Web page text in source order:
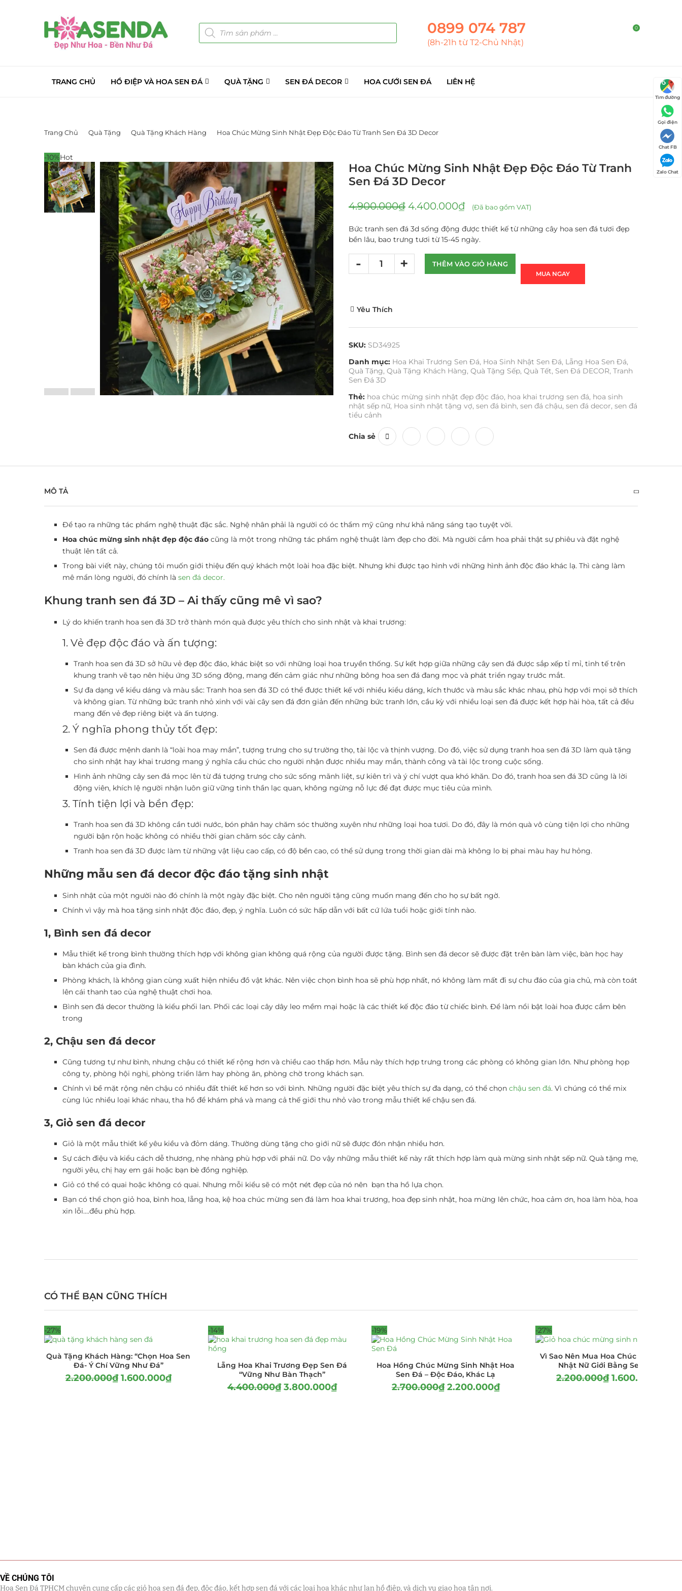
0899 074 787
(8h-21h từ T2-Chủ Nhật)
0
TRANG CHỦ HỒ ĐIỆP VÀ HOA SEN ĐÁ QUÀ TẶNG SEN ĐÁ DECOR HOA CƯỚI SEN ĐÁ LIÊN HỆ
Trang Chủ Quà Tặng Quà Tặng Khách Hàng Hoa Chúc Mừng Sinh Nhật Đẹp Độc Đáo Từ Tranh Sen Đá 3D Decor
-10%Hot
Hoa Chúc Mừng Sinh Nhật Đẹp Độc Đáo Từ Tranh
Sen Đá 3D Decor
4.900.000₫ 4.400.000₫ (Đã bao gồm VAT)
Bức tranh sen đá 3d sống động được thiết kế từ những cây hoa sen đá tươi đẹp
bền lâu, bao trưng tươi từ 15-45 ngày.
THÊM VÀO GIỎ HÀNG
MUA NGAY
Yêu Thích
SKU: SD34925
Danh mục: Hoa Khai Trương Sen Đá, Hoa Sinh Nhật Sen Đá, Lẵng Hoa Sen Đá,
Quà Tặng, Quà Tặng Khách Hàng, Quà Tặng Sếp, Quà Tết, Sen Đá DECOR, Tranh
Sen Đá 3D
Thẻ: hoa chúc mừng sinh nhật đẹp độc đáo, hoa khai trương sen đá, hoa sinh
nhật sếp nữ, Hoa sinh nhật tặng vợ, sen đá bình, sen đá chậu, sen đá decor, sen đá
tiểu cảnh
Chia sẻ
MÔ TẢ
Để tạo ra những tác phẩm nghệ thuật đặc sắc. Nghệ nhân phải là người có óc thẩm mỹ cũng như khả năng sáng tạo tuyệt vời.
Hoa chúc mừng sinh nhật đẹp độc đáo cũng là một trong những tác phẩm nghệ thuật làm đẹp cho đời. Mà người cắm hoa phải thật sự phiêu và đặt nghệ
thuật lên tất cả.
Trong bài viết này, chúng tôi muốn giới thiệu đến quý khách một loài hoa đặc biệt. Nhưng khi được tạo hình với những hình ảnh độc đáo khác lạ. Thì càng làm
mê mẩn lòng người, đó chính là sen đá decor.
Khung tranh sen đá 3D – Ai thấy cũng mê vì sao?
Lý do khiến tranh hoa sen đá 3D trở thành món quà được yêu thích cho sinh nhật và khai trương:
1. Vẻ đẹp độc đáo và ấn tượng:
Tranh hoa sen đá 3D sở hữu vẻ đẹp độc đáo, khác biệt so với những loại hoa truyền thống. Sự kết hợp giữa những cây sen đá được sắp xếp tỉ mỉ, tinh tế trên
khung tranh vẽ tạo nên hiệu ứng 3D sống động, mang đến cảm giác như những bông hoa sen đá đang mọc và phát triển ngay trước mắt.
Sự đa dạng về kiểu dáng và màu sắc: Tranh hoa sen đá 3D có thể được thiết kế với nhiều kiểu dáng, kích thước và màu sắc khác nhau, phù hợp với mọi sở thích
và không gian. Từ những bức tranh nhỏ xinh với vài cây sen đá đơn giản đến những bức tranh lớn, cầu kỳ với nhiều loại sen đá được kết hợp hài hòa, tất cả đều
mang đến vẻ đẹp riêng biệt và ấn tượng.
2. Ý nghĩa phong thủy tốt đẹp:
Sen đá được mệnh danh là “loài hoa may mắn”, tượng trưng cho sự trường thọ, tài lộc và thịnh vượng. Do đó, việc sử dụng tranh hoa sen đá 3D làm quà tặng
cho sinh nhật hay khai trương mang ý nghĩa cầu chúc cho người nhận được nhiều may mắn, thành công và tài lộc trong cuộc sống.
Hình ảnh những cây sen đá mọc lên từ đá tượng trưng cho sức sống mãnh liệt, sự kiên trì và ý chí vượt qua khó khăn. Do đó, tranh hoa sen đá 3D cũng là lời
động viên, khích lệ người nhận luôn giữ vững tinh thần lạc quan, không ngừng nỗ lực để đạt được mục tiêu của mình.
3. Tính tiện lợi và bền đẹp:
Tranh hoa sen đá 3D không cần tưới nước, bón phân hay chăm sóc thường xuyên như những loại hoa tươi. Do đó, đây là món quà vô cùng tiện lợi cho những
người bận rộn hoặc không có nhiều thời gian chăm sóc cây cảnh.
Tranh hoa sen đá 3D được làm từ những vật liệu cao cấp, có độ bền cao, có thể sử dụng trong thời gian dài mà không lo bị phai màu hay hư hỏng.
Những mẫu sen đá decor độc đáo tặng sinh nhật
Sinh nhật của một người nào đó chính là một ngày đặc biệt. Cho nên người tặng cũng muốn mang đến cho họ sự bất ngờ.
Chính vì vậy mà hoa tặng sinh nhật độc đáo, đẹp, ý nghĩa. Luôn có sức hấp dẫn với bất cứ lứa tuổi hoặc giới tính nào.
1, Bình sen đá decor
Mẫu thiết kế trong bình thường thích hợp với không gian không quá rộng của người được tặng. Bình sen đá decor sẽ được đặt trên bàn làm việc, bàn học hay
bàn khách của gia đình.
Phòng khách, là không gian cùng xuất hiện nhiều đồ vật khác. Nên việc chọn bình hoa sẽ phù hợp nhất, nó không làm mất đi sự chu đáo của gia chủ, mà còn toát
lên cái thanh tao của nghệ thuật chơi hoa.
Bình sen đá decor thường là kiểu phối lan. Phối các loại cây dây leo mềm mại hoặc là các thiết kế độc đáo từ chiếc bình. Để làm nổi bật loài hoa được cắm bên
trong
2, Chậu sen đá decor
Cũng tương tự như bình, nhưng chậu có thiết kế rộng hơn và chiều cao thấp hơn. Mẫu này thích hợp trưng trong các phòng có không gian lớn. Như phòng họp
công ty, phòng hội nghị, phòng triển lãm hay phòng ăn, phòng chờ trong khách sạn.
Chính vì bề mặt rộng nên chậu có nhiều đất thiết kế hơn so với bình. Những người đặc biệt yêu thích sự đa dạng, có thể chọn chậu sen đá. Vì chúng có thể mix
cùng lúc nhiều loại khác nhau, tha hồ để khám phá và mang cả thế giới thu nhỏ vào trong mẫu thiết kế chậu sen đá.
3, Giỏ sen đá decor
Giỏ là một mẫu thiết kế yêu kiều và đỏm dáng. Thường dùng tặng cho giới nữ sẽ được đón nhận nhiều hơn.
Sự cách điệu và kiểu cách dễ thương, nhẹ nhàng phù hợp với phái nữ. Do vậy những mẫu thiết kế này rất thích hợp làm quà mừng sinh nhật sếp nữ. Quà tặng mẹ,
người yêu, chị hay em gái hoặc bạn bè đồng nghiệp.
Giỏ có thể có quai hoặc không có quai. Nhưng mỗi kiểu sẽ có một nét đẹp của nó nên bạn tha hồ lựa chọn.
Bạn có thể chọn giỏ hoa, bình hoa, lẵng hoa, kệ hoa chúc mừng sen đá làm hoa khai trương, hoa đẹp sinh nhật, hoa mừng lên chức, hoa cảm ơn, hoa làm hòa, hoa
xin lỗi….đều phù hợp.
CÓ THỂ BẠN CŨNG THÍCH
-27%
Quà Tặng Khách Hàng: “Chọn Hoa Sen
Đá- Ý Chí Vững Như Đá”
2.200.000₫ 1.600.000₫
-14%
Lẵng Hoa Khai Trương Đẹp Sen Đá
“Vững Như Bàn Thạch”
4.400.000₫ 3.800.000₫
-19%
Hoa Hồng Chúc Mừng Sinh Nhật Hoa
Sen Đá – Độc Đáo, Khác Lạ
2.700.000₫ 2.200.000₫
-27%
Vì Sao Nên Mua Hoa Chúc Mừng Sinh
Nhật Nữ Giới Bằng Sen Đá?
2.200.000₫ 1.600.000
VỀ CHÚNG TÔI
Hoa Sen Đá TPHCM chuyên cung cấp các giỏ hoa sen đá đẹp, độc đáo, kết hợp sen đá với các loại hoa khác như lan hồ điệp, và dịch vụ giao hoa tận nơi.
Tìm đường
Gọi điện
Chat FB
Zalo Chat